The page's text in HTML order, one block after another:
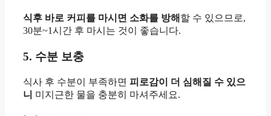
식후 바로 커피를 마시면 소화를 방해 할 수 있으므로,
30분~1시간 후 마시는 것이 좋습니다.
5. 수분 보충
식사 후 수분이 부족하면 피로감이 더 심해질 수 있으
니 미지근한 물을 충분히 마셔주세요.